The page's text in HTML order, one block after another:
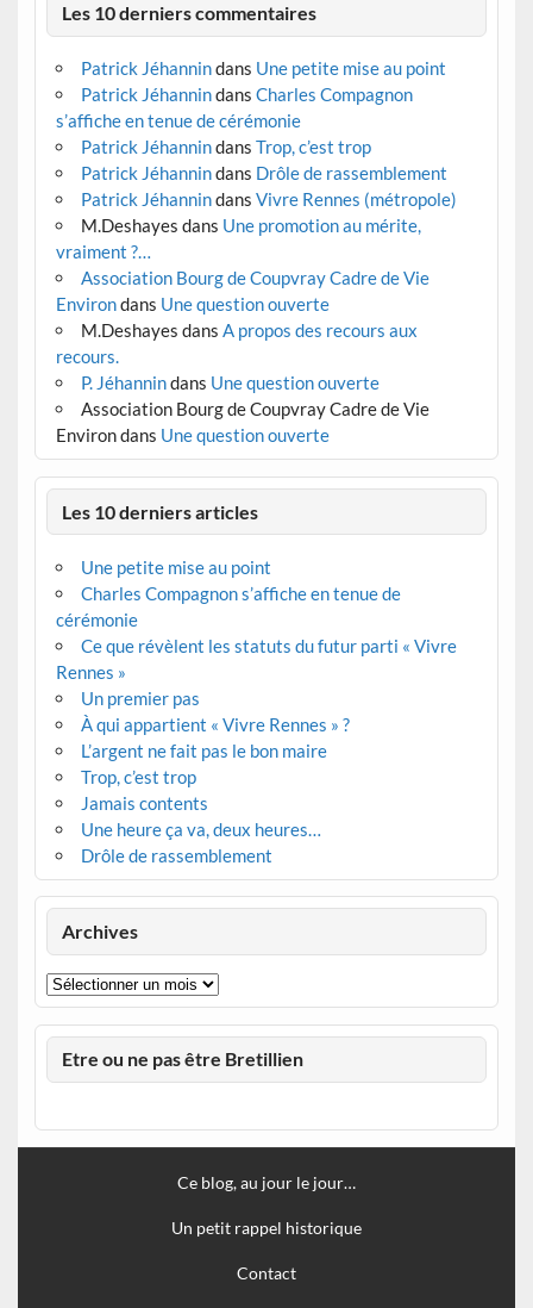
Les 10 derniers commentaires
Patrick Jéhannindans Une petite mise au point
Patrick Jéhannindans Charles Compagnon
s’affiche en tenue de cérémonie
Patrick Jéhannindans Trop, c’est trop
Patrick Jéhannindans Drôle de rassemblement
Patrick Jéhannindans Vivre Rennes (métropole)
M.Deshayes dans Une promotion au mérite,
vraiment ?…
Association Bourg de Coupvray Cadre de Vie
Environdans Une question ouverte
M.Deshayes dans A propos des recours aux
recours.
P. Jéhannindans Une question ouverte
Association Bourg de Coupvray Cadre de Vie
Environdans Une question ouverte
Les 10 derniers articles
Une petite mise au point
Charles Compagnon s’affiche en tenue de
cérémonie
Ce que révèlent les statuts du futur parti « Vivre
Rennes »
Un premier pas
À qui appartient « Vivre Rennes » ?
L’argent ne fait pas le bon maire
Trop, c’est trop
Jamais contents
Une heure ça va, deux heures…
Drôle de rassemblement
Archives
Archives
Etre ou ne pas être Bretillien
Ce blog, au jour le jour…
Un petit rappel historique
Contact